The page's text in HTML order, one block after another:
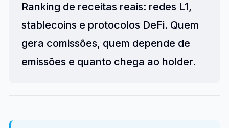
Ranking de receitas reais: redes L1,
stablecoins e protocolos DeFi. Quem
gera comissões, quem depende de
emissões e quanto chega ao holder.